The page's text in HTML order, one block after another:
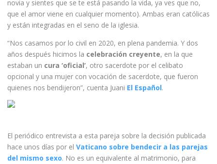
novia y sientes que se te está pasando la vida, ya ves que no,
que el amor viene en cualquier momento). Ambas eran católicas
y están integradas en el seno de la iglesia.
“Nos casamos por lo civil en 2020, en plena pandemia. Y dos
años después hicimos la celebración creyente, en la que
estaban un cura ‘oficial’, otro sacerdote por el celibato
opcional y una mujer con vocación de sacerdote, que fueron
quienes nos bendijeron”, cuenta Juani El Español.
El periódico entrevista a esta pareja sobre la decisión publicada
hace unos días por el Vaticano sobre bendecir a las parejas
del mismo sexo. No es un equivalente al matrimonio, para